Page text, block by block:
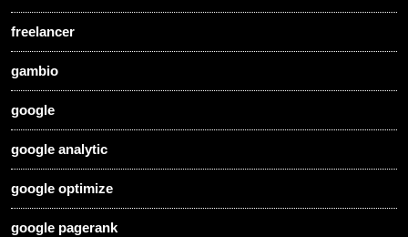
freelancer
gambio
google
google analytic
google optimize
google pagerank